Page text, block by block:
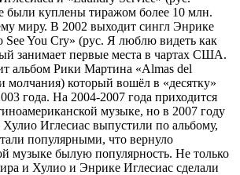
были куплены тиражом более 10 млн.
миру. В 2002 выходит сингл Энрике
See You Cry» (рус. Я люблю видеть как
занимает первые места в чартах США.
альбом Рики Мартина «Almas del
молчания) который вошёл в «десятку»
года. На 2004-2007 года приходится
музыке, но в 2007 году
Иглесиас выпустили по альбому,
популярными, что вернуло
музыке былую популярность. Не только
и Хулио и Энрике Иглесиас сделали